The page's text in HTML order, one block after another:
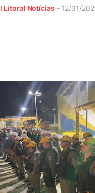
Litoral Notícias - 12/31/